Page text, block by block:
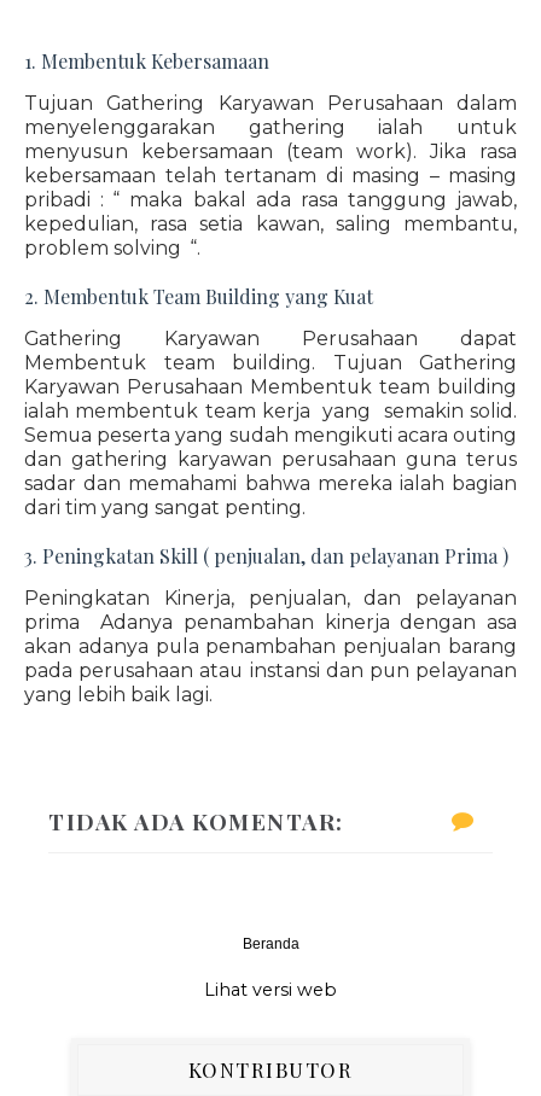
1. Membentuk Kebersamaan
Tujuan Gathering Karyawan Perusahaan dalam
menyelenggarakan gathering ialah untuk
menyusun kebersamaan (team work). Jika rasa
kebersamaan telah tertanam di masing – masing
pribadi : “ maka bakal ada rasa tanggung jawab,
kepedulian, rasa setia kawan, saling membantu,
problem solving “.
2. Membentuk Team Building yang Kuat
Gathering Karyawan Perusahaan dapat
Membentuk team building. Tujuan Gathering
Karyawan Perusahaan Membentuk team building
ialah membentuk team kerja yang semakin solid.
Semua peserta yang sudah mengikuti acara outing
dan gathering karyawan perusahaan guna terus
sadar dan memahami bahwa mereka ialah bagian
dari tim yang sangat penting.
3. Peningkatan Skill ( penjualan, dan pelayanan Prima )
Peningkatan Kinerja, penjualan, dan pelayanan
prima Adanya penambahan kinerja dengan asa
akan adanya pula penambahan penjualan barang
pada perusahaan atau instansi dan pun pelayanan
yang lebih baik lagi.
TIDAK ADA KOMENTAR:
Beranda
Lihat versi web
KONTRIBUTOR